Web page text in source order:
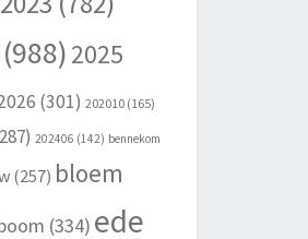
(988) 2025
(301) 202010(165)
202406 (142) bennekom
(257) bloem
(334) ede